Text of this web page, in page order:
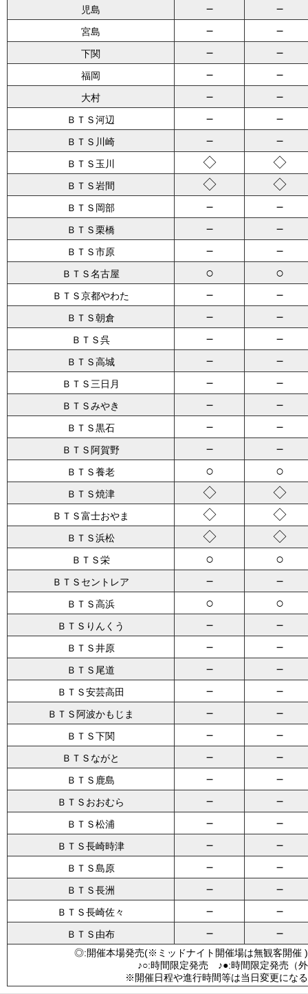
児島 － －
宮島 － －
下関 － －
福岡 － －
大村 － －
ＢＴＳ河辺 － －
ＢＴＳ川崎 － －
ＢＴＳ玉川 ◇ ◇
ＢＴＳ岩間 ◇ ◇
ＢＴＳ岡部 － －
ＢＴＳ栗橋 － －
ＢＴＳ市原 － －
ＢＴＳ名古屋 ○ ○
ＢＴＳ京都やわた － －
ＢＴＳ朝倉 － －
ＢＴＳ呉 － －
ＢＴＳ高城 － －
ＢＴＳ三日月 － －
ＢＴＳみやき － －
ＢＴＳ黒石 － －
ＢＴＳ阿賀野 － －
ＢＴＳ養老 ○ ○
ＢＴＳ焼津 ◇ ◇
ＢＴＳ富士おやま ◇ ◇
ＢＴＳ浜松 ◇ ◇
ＢＴＳ栄 ○ ○
ＢＴＳセントレア － －
ＢＴＳ高浜 ○ ○
ＢＴＳりんくう － －
ＢＴＳ井原 － －
ＢＴＳ尾道 － －
ＢＴＳ安芸高田 － －
ＢＴＳ阿波かもじま － －
ＢＴＳ下関 － －
ＢＴＳながと － －
ＢＴＳ鹿島 － －
ＢＴＳおおむら － －
ＢＴＳ松浦 － －
ＢＴＳ長崎時津 － －
ＢＴＳ島原 － －
ＢＴＳ長洲 － －
ＢＴＳ長崎佐々 － －
ＢＴＳ由布 － －
◎:開催本場発売(※ミッドナイト開催場は無観客
♪○:時間限定発売 ♪●:時間限定発売
※開催日程や進行時間等は当日変更にな